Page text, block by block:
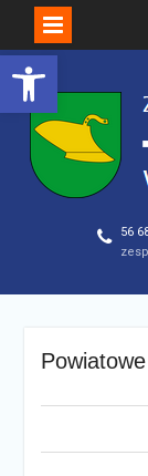
Open toolbar
Skip
to
content
56